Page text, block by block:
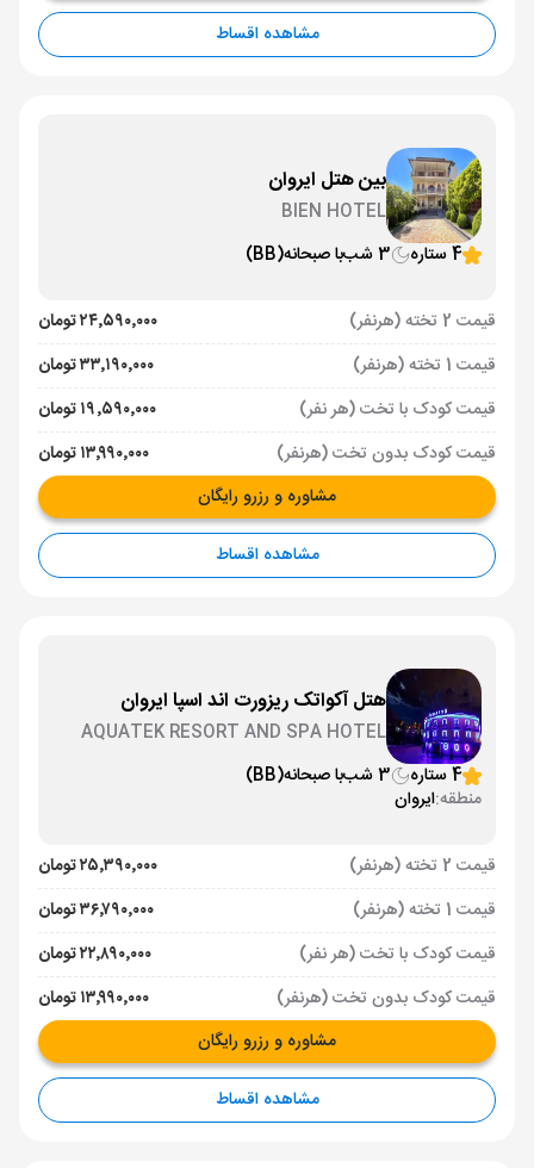
مشاهده اقساط
بین هتل ایروان
BIEN HOTEL
4 ستاره
3 شب با صبحانه(BB)
قیمت 2 تخته (هرنفر)
۲۴٬۵۹۰٬۰۰۰ تومان
قیمت 1 تخته (هرنفر)
۳۳٬۱۹۰٬۰۰۰ تومان
قیمت کودک با تخت (هر نفر)
۱۹٬۵۹۰٬۰۰۰ تومان
قیمت کودک بدون تخت (هرنفر)
۱۳٬۹۹۰٬۰۰۰ تومان
مشاوره و رزرو رایگان
مشاهده اقساط
هتل آکواتک ریزورت اند اسپا ایروان
AQUATEK RESORT AND SPA HOTEL
4 ستاره 3 شب با صبحانه(BB)
منطقه:ایروان
قیمت 2 تخته (هرنفر)
۲۵٬۳۹۰٬۰۰۰ تومان
قیمت 1 تخته (هرنفر)
۳۶٬۷۹۰٬۰۰۰ تومان
قیمت کودک با تخت (هر نفر)
۲۲٬۸۹۰٬۰۰۰ تومان
قیمت کودک بدون تخت (هرنفر)
۱۳٬۹۹۰٬۰۰۰ تومان
مشاوره و رزرو رایگان
مشاهده اقساط